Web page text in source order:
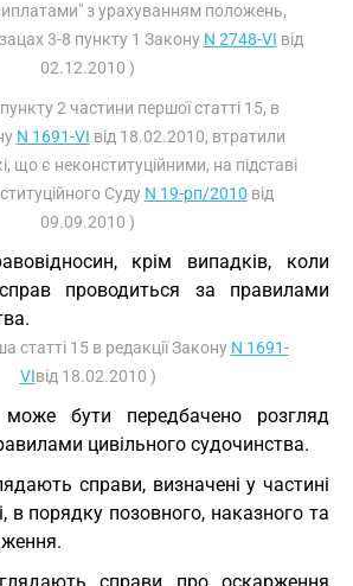
з урахуванням положень,
3-8 пункту 1 Закону N 2748-VI від
02.12.2010 )
2 частини першої статті 15, в
N 1691-VI від 18.02.2010, втратили
що є неконституційними, на підставі
Суду N 19-рп/2010 від
09.09.2010 )
крім випадків, коли
проводиться за правилами
статті 15 в редакції Закону N 1691-
VIвід 18.02.2010 )
бути передбачено розгляд
цивільного судочинства.
справи, визначені у частині
в порядку позовного, наказного та